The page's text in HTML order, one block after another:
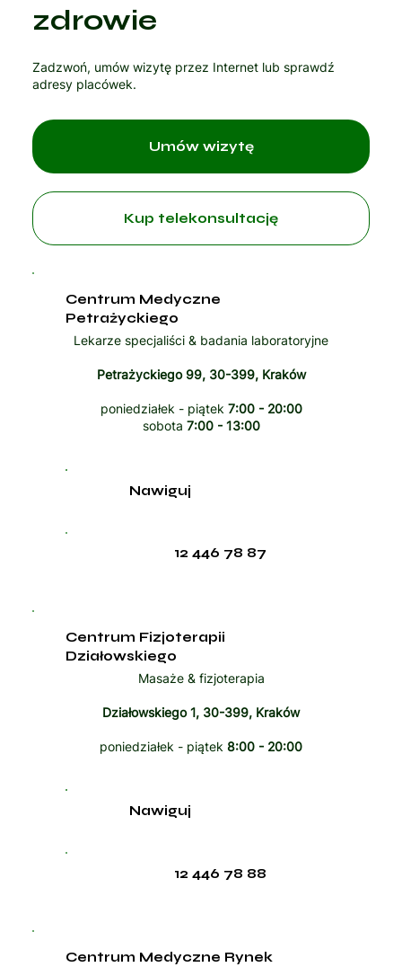
zdrowie
Zadzwoń, umów wizytę przez Internet lub sprawdź
adresy placówek.
Kup telekonsultację
Centrum Medyczne
Petrażyckiego
Lekarze specjaliści & badania laboratoryjne
Petrażyckiego 99, 30-399, Kraków
poniedziałek - piątek 7:00 - 20:00
sobota 7:00 - 13:00
12 446 78 87
Nawiguj
Centrum Fizjoterapii
Działowskiego
Masaże & fizjoterapia
Działowskiego 1, 30-399, Kraków
poniedziałek - piątek 8:00 - 20:00
12 446 78 88
Nawiguj
Centrum Medyczne Rynek
Umów wizytę